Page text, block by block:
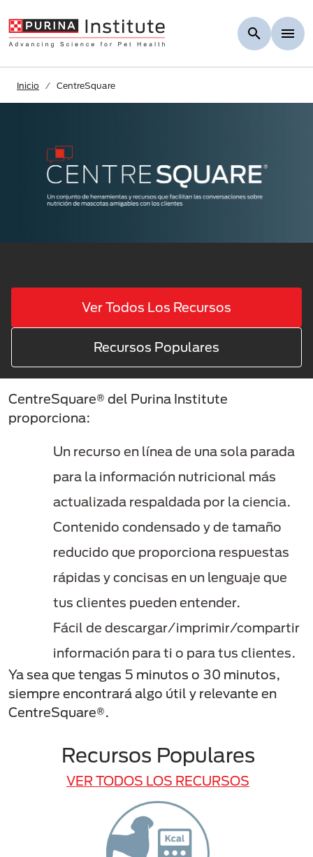
Inicio CentreSquare
Ver Todos Los Recursos
Recursos Populares
CentreSquare® del Purina Institute
proporciona:
Un recurso en línea de una sola parada
para la información nutricional más
actualizada respaldada por la ciencia.
Contenido condensado y de tamaño
reducido que proporciona respuestas
rápidas y concisas en un lenguaje que
tus clientes pueden entender.
Fácil de descargar/imprimir/compartir
información para ti o para tus clientes.
Ya sea que tengas 5 minutos o 30 minutos,
siempre encontrará algo útil y relevante en
CentreSquare®.
Recursos Populares
VER TODOS LOS RECURSOS